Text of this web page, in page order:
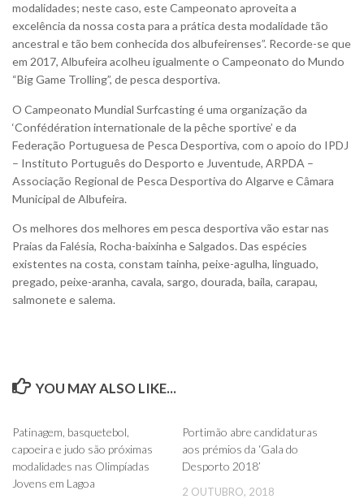
modalidades; neste caso, este Campeonato aproveita a
excelência da nossa costa para a prática desta modalidade tão
ancestral e tão bem conhecida dos albufeirenses”. Recorde-se que
em 2017, Albufeira acolheu igualmente o Campeonato do Mundo
“Big Game Trolling”, de pesca desportiva.
O Campeonato Mundial Surfcasting é uma organização da
‘Confédération internationale de la pêche sportive’ e da
Federação Portuguesa de Pesca Desportiva, com o apoio do IPDJ
– Instituto Português do Desporto e Juventude, ARPDA –
Associação Regional de Pesca Desportiva do Algarve e Câmara
Municipal de Albufeira.
Os melhores dos melhores em pesca desportiva vão estar nas
Praias da Falésia, Rocha-baixinha e Salgados. Das espécies
existentes na costa, constam tainha, peixe-agulha, linguado,
pregado, peixe-aranha, cavala, sargo, dourada, baila, carapau,
salmonete e salema.
YOU MAY ALSO LIKE...
Patinagem, basquetebol,
capoeira e judo são próximas
modalidades nas Olimpíadas
Jovens em Lagoa
Portimão abre candidaturas
aos prémios da ‘Gala do
Desporto 2018’
2 OUTUBRO, 2018